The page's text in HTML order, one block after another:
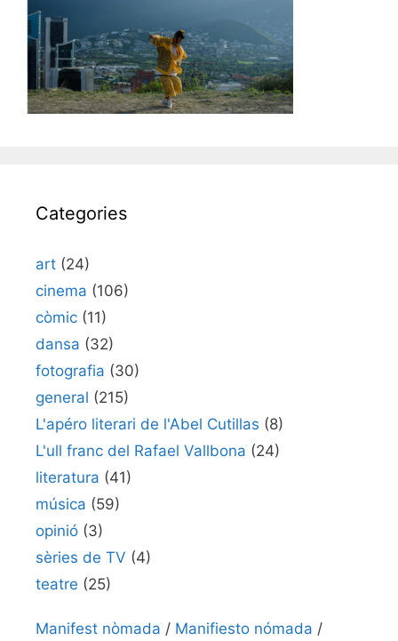
Categories
art (24)
cinema (106)
còmic (11)
dansa (32)
fotografia (30)
general (215)
L'apéro literari de l'Abel Cutillas (8)
L'ull franc del Rafael Vallbona (24)
literatura (41)
música (59)
opinió (3)
sèries de TV (4)
teatre (25)
Manifest nòmada / Manifiesto nómada /